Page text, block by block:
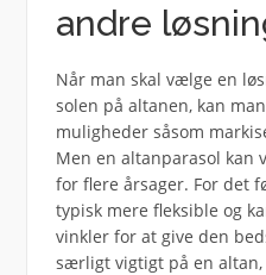
andre
Når man skal vælge en
solen på altanen, kan
muligheder såsom
Men en altanparasol kan
for flere årsager. For det
typisk mere fleksible og
vinkler for at give den
særligt vigtigt på en